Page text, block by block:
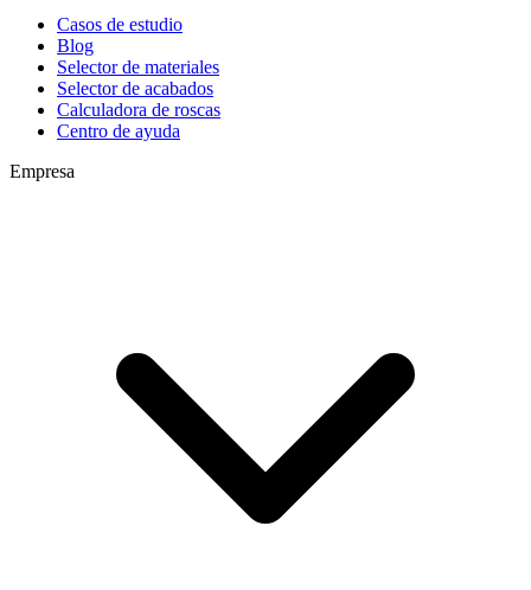
Casos de estudio
Blog
Selector de materiales
Selector de acabados
Calculadora de roscas
Centro de ayuda
Empresa